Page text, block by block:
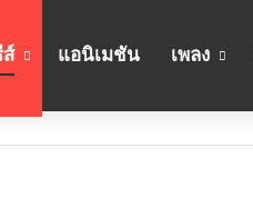
แอนิเมชัน เพลง